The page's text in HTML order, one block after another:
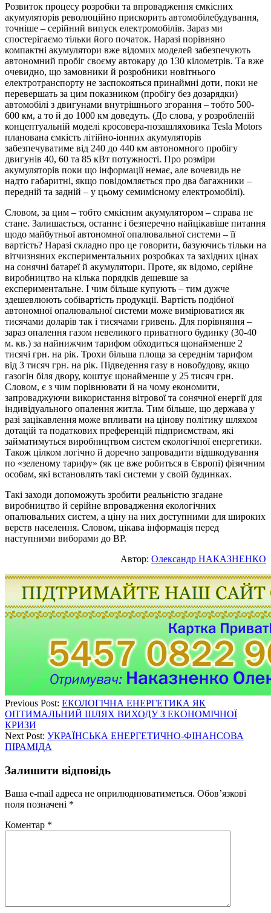
Розвиток процесу розробки та впровадження ємкісних
акумуляторів революційно прискорить автомобілебудування,
точніше – серійний випуск електромобілів. Зараз ми
спостерігаємо тільки його початок. Наразі порівняно
компактні акумулятори вже відомих моделей забезпечують
автономний пробіг своєму автокару до 130 кілометрів. Та вже
очевидно, що замовники й розробники новітнього
електротранспорту не заспокояться принаймні доти, поки не
перевершать за цим показником (пробігу без дозарядки)
автомобілі з двигунами внутрішнього згорання – тобто 500-
600 км, а то й до 1000 км доведуть. (До слова, у розробленій
концептуальній моделі кросовера-позашляховика Tesla Motors
планована ємкість літійно-іонних акумуляторів
забезпечуватиме від 240 до 440 км автономного пробігу
двигунів 40, 60 та 85 кВт потужності. Про розміри
акумуляторів поки що інформації немає, але вочевидь не
надто габаритні, якщо повідомляється про два багажники –
передній та задній – у цьому семимісному електромобілі).
Словом, за цим – тобто ємкісним акумулятором – справа не
стане. Залишається, останнє і безперечно найцікавіше питання
щодо майбутньої автономної опалювальної системи – її
вартість? Наразі складно про це говорити, базуючись тільки на
вітчизняних експериментальних розробках та західних цінах
на сонячні батареї й акумулятори. Проте, як відомо, серійне
виробництво на кілька порядків дешевше за
експериментальне. І чим більше купують – тим дужче
здешевлюють собівартість продукції. Вартість подібної
автономної опалювальної системи може вимірюватися як
тисячами доларів так і тисячами гривень. Для порівняння –
зараз опалення газом невеликого приватного будинку (30-40
м. кв.) за найнижчим тарифом обходиться щонайменше 2
тисячі грн. на рік. Трохи більша площа за середнім тарифом
від 3 тисяч грн. на рік. Підведення газу в новобудову, якщо
газогін біля двору, коштує щонайменше у 25 тисяч грн.
Словом, є з чим порівнювати й на чому економити,
запроваджуючи використання вітрової та сонячної енергії для
індивідуального опалення житла. Тим більше, що держава у
разі зацікавлення може впливати на цінову політику шляхом
дотацій та податкових преференцій підприємствам, які
займатимуться виробництвом систем екологічної енергетики.
Також цілком логічно й доречно запровадити відшкодування
по «зеленому тарифу» (як це вже робиться в Європі) фізичним
особам, які встановлять такі системи у своїй будинках.
Такі заходи допоможуть зробити реальністю згадане
виробництво й серійне впровадження екологічних
опалювальних систем, а ціну на них доступними для широких
верств населення. Словом, цікава інформація перед
наступними виборами до ВР.
Автор: Олександр НАКАЗНЕНКО
Previous Post: ЕКОЛОГІЧНА ЕНЕРГЕТИКА ЯК
ОПТИМАЛЬНИЙ ШЛЯХ ВИХОДУ З ЕКОНОМІЧНОЇ
КРИЗИ
Next Post: УКРАЇНСЬКА ЕНЕРГЕТИЧНО-ФІНАНСОВА
ПІРАМІДА
Залишити відповідь
Ваша e-mail адреса не оприлюднюватиметься. Обов’язкові
поля позначені *
Коментар *